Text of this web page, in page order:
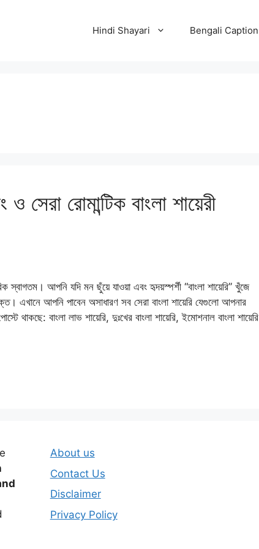
Hindi Shayari Bengali Caption
সেরা রোমান্টিক বাংলা শায়েরী
আপনি যদি মন ছুঁয়ে যাওয়া এবং হৃদয়স্পর্শী “বাংলা শায়েরি” খুঁজে
এখানে আপনি পাবেন অসাধারণ সব সেরা বাংলা শায়েরি যেগুলো আপনার
বাংলা লাভ শায়েরি, দুঃখের বাংলা শায়েরি, ইমোশনাল বাংলা শায়েরি
About us
Contact Us
Disclaimer
Privacy Policy